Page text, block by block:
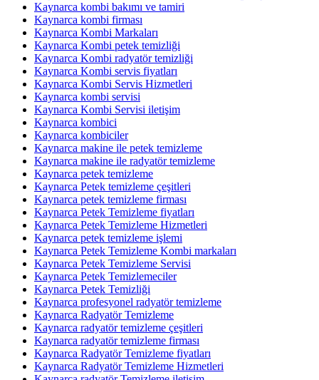
Kaynarca kombi bakımı ve tamiri
Kaynarca kombi firması
Kaynarca Kombi Markaları
Kaynarca Kombi petek temizliği
Kaynarca Kombi radyatör temizliği
Kaynarca Kombi servis fiyatları
Kaynarca Kombi Servis Hizmetleri
Kaynarca kombi servisi
Kaynarca Kombi Servisi iletişim
Kaynarca kombici
Kaynarca kombiciler
Kaynarca makine ile petek temizleme
Kaynarca makine ile radyatör temizleme
Kaynarca petek temizleme
Kaynarca Petek temizleme çeşitleri
Kaynarca petek temizleme firması
Kaynarca Petek Temizleme fiyatları
Kaynarca Petek Temizleme Hizmetleri
Kaynarca petek temizleme işlemi
Kaynarca Petek Temizleme Kombi markaları
Kaynarca Petek Temizleme Servisi
Kaynarca Petek Temizlemeciler
Kaynarca Petek Temizliği
Kaynarca profesyonel radyatör temizleme
Kaynarca Radyatör Temizleme
Kaynarca radyatör temizleme çeşitleri
Kaynarca radyatör temizleme firması
Kaynarca Radyatör Temizleme fiyatları
Kaynarca Radyatör Temizleme Hizmetleri